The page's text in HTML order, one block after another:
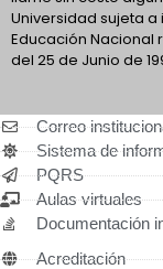
Universidad sujeta
Educación Nacional
del 25 de Junio de
Correo
Sistema de
PQRS
Aulas virtuales
Documentación
Acreditación